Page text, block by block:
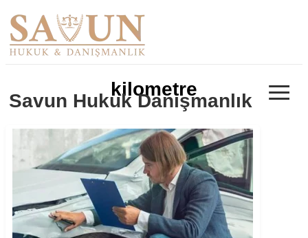
Savun Hukuk Danışmanlık ≡
kilometre